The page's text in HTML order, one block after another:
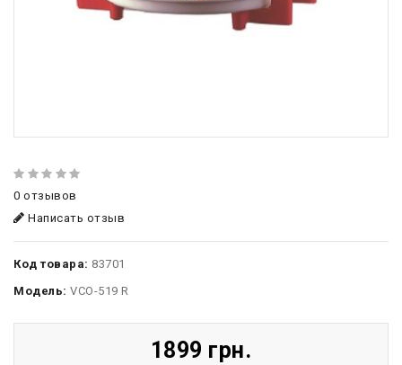
0 отзывов
Написать отзыв
Код товара: 83701
Модель: VCO-519 R
1899 грн.